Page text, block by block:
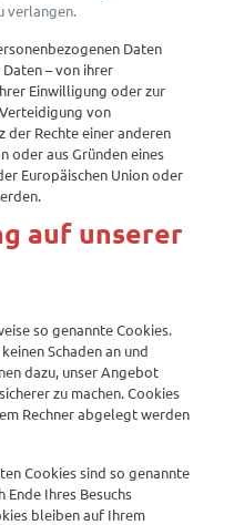
verlangen.
Daten
– von ihrer
Einwilligung oder zur
von
der Rechte einer anderen
oder aus Gründen eines
Europäischen Union oder
auf unserer
so genannte Cookies.
Schaden an und
dazu, unser Angebot
zu machen. Cookies
Rechner abgelegt werden
Cookies sind so genannte
Ende Ihres Besuchs
bleiben auf Ihrem